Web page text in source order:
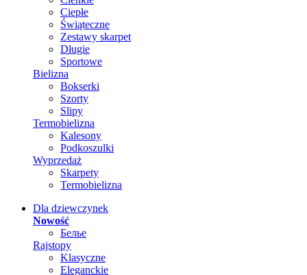
Ciepłe
Świąteczne
Zestawy skarpet
Długie
Sportowe
Bielizna
Bokserki
Szorty
Slipy
Termobielizna
Kalesony
Podkoszulki
Wyprzedaż
Skarpety
Termobielizna
Dla dziewczynek
Nowość
Белье
Rajstopy
Klasyczne
Eleganckie